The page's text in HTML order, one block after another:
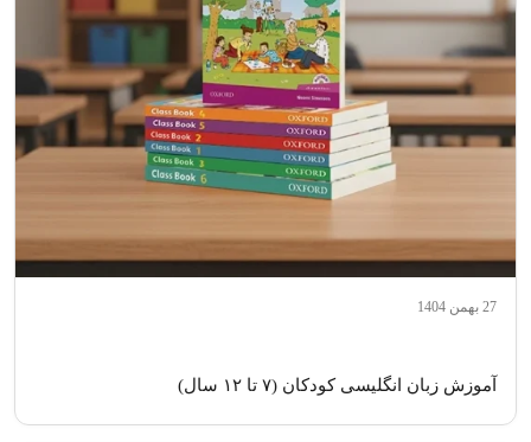
27 بهمن 1404
آموزش زبان انگلیسی کودکان (۷ تا ۱۲ سال)